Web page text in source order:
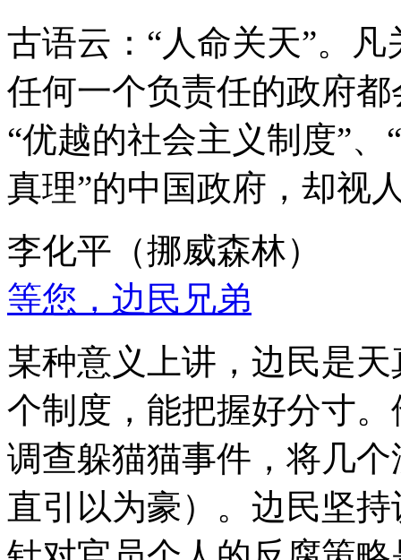
古语云：“人命关天”。
任何一个负责任的政府
“优越的社会主义制度”
真理”的中国政府，却视
李化平（挪威森林）
等您，边民兄弟
某种意义上讲，边民是
个制度，能把握好分寸
调查躲猫猫事件，将几
直引以为豪）。边民坚